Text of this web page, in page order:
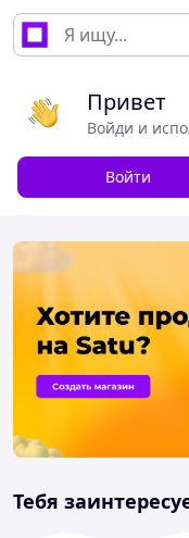
Привет
Войди и
Войти
Тебя